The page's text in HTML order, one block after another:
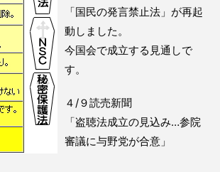
「国民の発言禁止法」が再起
動しました。
今国会で成立する見通しで
す。
４/９読売新聞
「盗聴法成立の見込み…参院
審議に与野党が合意」